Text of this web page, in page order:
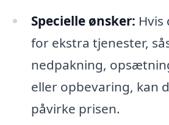
Specielle ønsker: Hvis
for ekstra tjenester,
nedpakning,
eller opbevaring, kan
påvirke prisen.